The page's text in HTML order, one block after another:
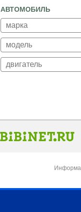
АВТОМОБИЛЬ